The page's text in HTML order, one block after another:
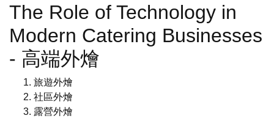
The Role of Technology in
Modern Catering Businesses
- 高端外燴
旅遊外燴
社區外燴
露營外燴